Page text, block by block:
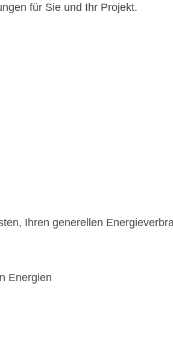
für Sie und Ihr Projekt.
Ihren generellen
Energien